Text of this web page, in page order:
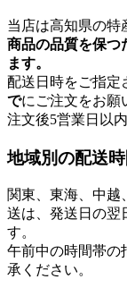
当店は高知県の特
商品の品質を保つ
ます。
配送日時をご指定
でにご注文をお願
注文後5営業日以
地域別の配送
関東、東海、中越
送は、発送日の翌
す。
午前中の時間帯の
承ください。